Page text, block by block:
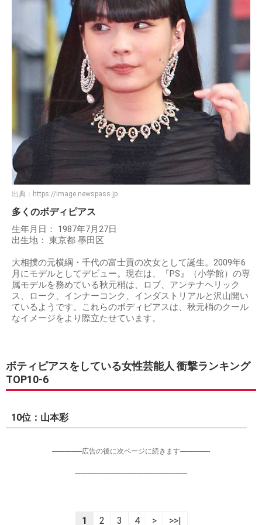
出典： https://image.newspass.jp
多くのボディピアス
生年月日： 1987年7月27日
出生地： 東京都 墨田区
大相撲の元横綱・千代の富士貢の次女として誕生。2009年6
月にモデルとしてデビュー。現在は、『PS』（小学館）の専
属モデルを務めている秋元梢は、ロブ、アンテナヘリック
ス、ローク、インナーコンク、インダストリアルと沢山開い
ているようです。これらのボディピアスは、秋元梢のクール
なイメージをより際立たせています。
ボティピアスをしている女性芸能人 衝撃ランキング
TOP10-6
10位：山本彩
-----------------広告の後に次ページに続きます-----------------
----------------------------------------------------------------
1 2 3 4 > >>|